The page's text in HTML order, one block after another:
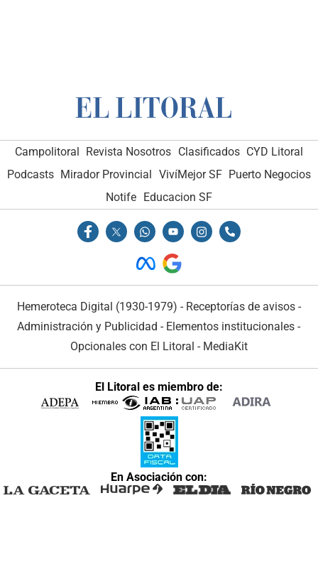
Campolitoral Revista Nosotros Clasificados CYD Litoral
Podcasts Mirador Provincial VivíMejor SF Puerto Negocios
Notife Educacion SF
Hemeroteca Digital (1930-1979) - Receptorías de avisos -
Administración y Publicidad - Elementos institucionales -
Opcionales con El Litoral - MediaKit
El Litoral es miembro de:
En Asociación con: